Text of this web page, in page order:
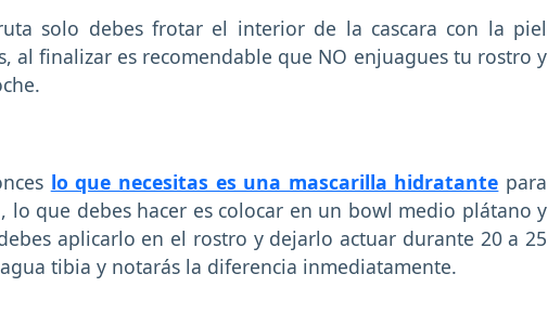
solo debes frotar el interior de la cascara con la piel
al finalizar es recomendable que NO enjuagues tu rostro y
lo que necesitas es una mascarilla hidratante para
lo que debes hacer es colocar en un bowl medio plátano y
aplicarlo en el rostro y dejarlo actuar durante 20 a 25
tibia y notarás la diferencia inmediatamente.